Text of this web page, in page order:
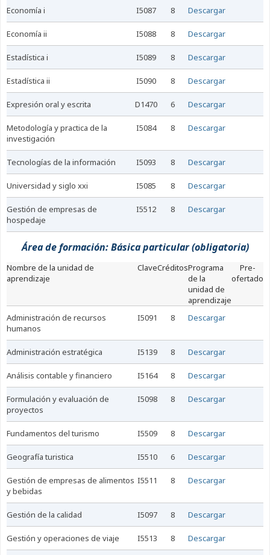
economía i I5087 8 Descargar
economía ii I5088 8 Descargar
estadística i I5089 8 Descargar
estadística ii I5090 8 Descargar
expresión oral y escrita D1470 6 Descargar
metodología y practica de la
investigación
I5084 8 Descargar
tecnologías de la información I5093 8 Descargar
universidad y siglo xxi I5085 8 Descargar
gestión de empresas de
hospedaje
I5512 8 Descargar
Área de formación: Básica particular (obligatoria)
nombre de la unidad de
aprendizaje
ClaveCréditosPrograma
de la
unidad de
aprendizaje
Pre-
ofertado
administración de recursos
humanos
I5091 8 Descargar
administración estratégica I5139 8 Descargar
análisis contable y financiero I5164 8 Descargar
formulación y evaluación de
proyectos
I5098 8 Descargar
fundamentos del turismo I5509 8 Descargar
geografía turistica I5510 6 Descargar
gestión de empresas de alimentos
y bebidas
I5511 8 Descargar
gestión de la calidad I5097 8 Descargar
gestión y operaciones de viaje I5513 8 Descargar